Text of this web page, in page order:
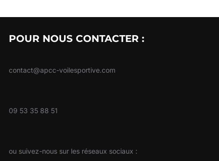
POUR NOUS CONTACTER :
contact@apcc-voilesportive.com
09 53 35 88 51
ou suivez-nous sur les réseaux sociaux :